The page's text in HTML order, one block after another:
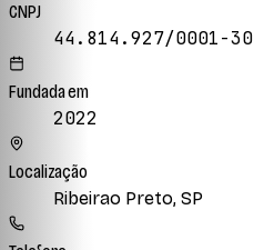
CNPJ
44.814.927/0001-30
Fundada em
2022
Localização
Ribeirao Preto, SP